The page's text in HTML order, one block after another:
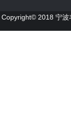
Copyright© 2018 宁波